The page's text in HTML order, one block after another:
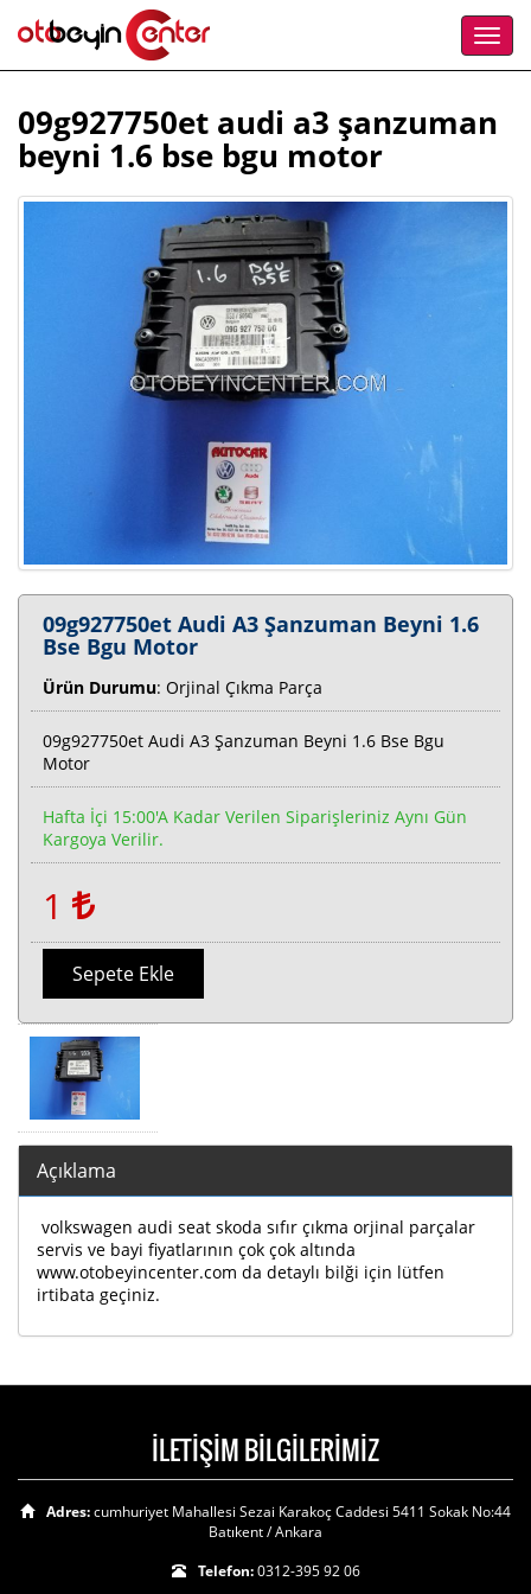
09g927750et audi a3 şanzuman
beyni 1.6 bse bgu motor
09g927750et Audi A3 Şanzuman Beyni 1.6
Bse Bgu Motor
Ürün Durumu: Orjinal Çıkma Parça
09g927750et Audi A3 Şanzuman Beyni 1.6 Bse Bgu
Motor
Hafta İçi 15:00'a Kadar Verilen Siparişleriniz Aynı Gün
Kargoya Verilir.
1
Sepete Ekle
Açıklama
volkswagen audi seat skoda sıfır çıkma orjinal parçalar
servis ve bayi fiyatlarının çok çok altında
www.otobeyincenter.com da detaylı bilği için lütfen
irtibata geçiniz.
İLETİŞİM BİLGİLERİMİZ
Adres:cumhuriyet Mahallesi Sezai Karakoç Caddesi 5411 Sokak No:44
Batıkent / Ankara
Telefon:0312-395 92 06